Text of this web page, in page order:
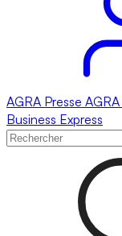
AGRA Presse AGRA
Business Express